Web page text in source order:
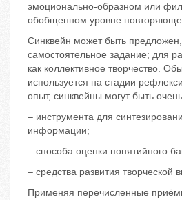
эмоционально-образном или
обобщенном уровне
Синквейн может быть
самостоятельное задание; для
как коллективное творчество.
используется на стадии
опыт, синквейны могут быть
– инструмента для
информации;
– способа оценки понятийного
– средства развития творческой
Применяя перечисленные